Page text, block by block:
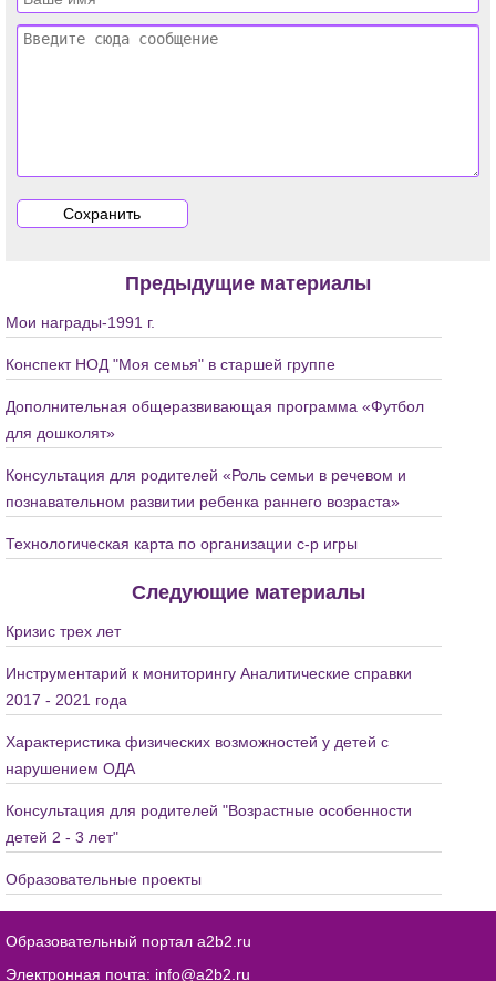
Предыдущие материалы
Мои награды-1991 г.
Конспект НОД "Моя семья" в старшей группе
Дополнительная общеразвивающая программа «Футбол
для дошколят»
Консультация для родителей «Роль семьи в речевом и
познавательном развитии ребенка раннего возраста»
Технологическая карта по организации с-р игры
Следующие материалы
Кризис трех лет
Инструментарий к мониторингу Аналитические справки
2017 - 2021 года
Характеристика физических возможностей у детей с
нарушением ОДА
Консультация для родителей "Возрастные особенности
детей 2 - 3 лет"
Образовательные проекты
Образовательный портал a2b2.ru
Электронная почта: info@a2b2.ru